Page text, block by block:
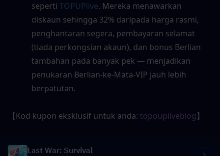
seperti TOPUPlive. Mereka menawarkan
diskaun sehingga 32% daripada harga rasmi,
penghantaran segera, pembayaran selamat
(tiada perkongsian akaun), dan bonus Berlian
tambahan pada banyak pek — menjadikan
penukaran Berlian-ke-Mata-VIP jauh lebih
berpatutan.
【Kod kupon eksklusif untuk anda: topoupliveblog】
Last War: Survival